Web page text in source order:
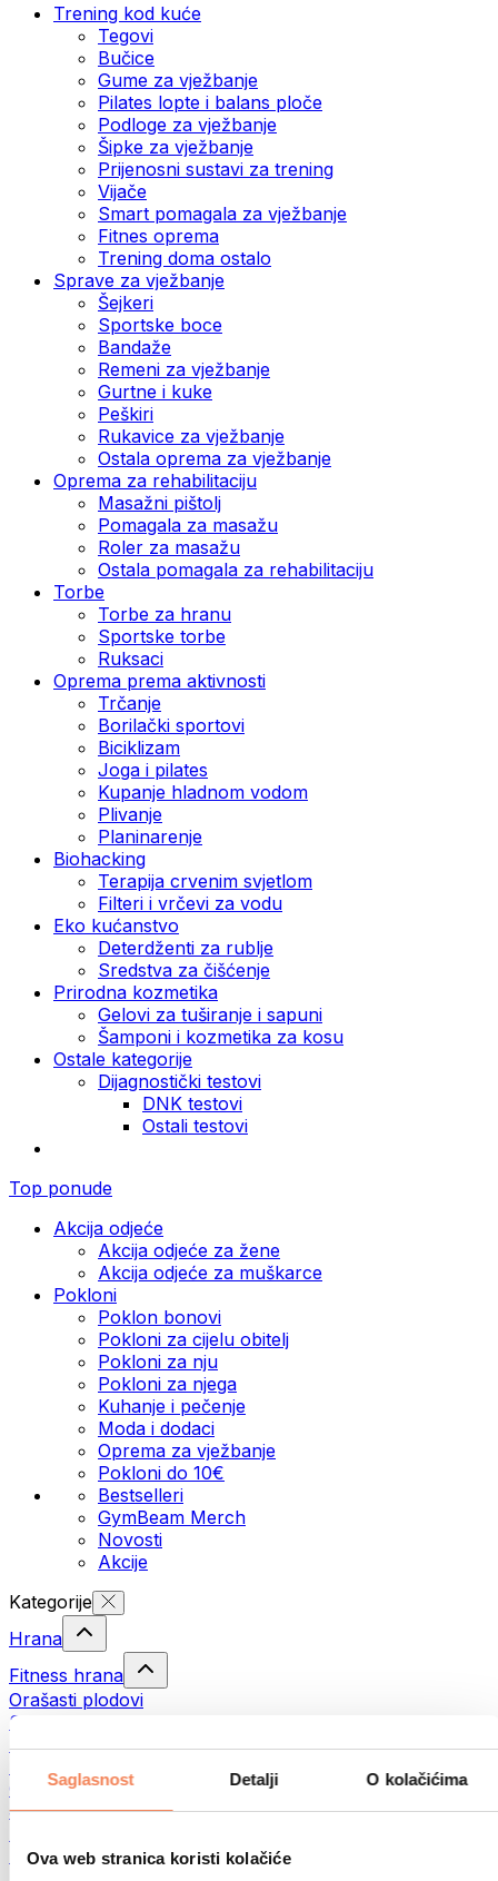
Saglasnost Detalji O kolačićima
Ova web stranica koristi kolačiće
Trening kod kuće
Tegovi
Bučice
Gume za vježbanje
Pilates lopte i balans ploče
Podloge za vježbanje
Šipke za vježbanje
Prijenosni sustavi za trening
Vijače
Smart pomagala za vježbanje
Fitnes oprema
Trening doma ostalo
Sprave za vježbanje
Šejkeri
Sportske boce
Bandaže
Remeni za vježbanje
Gurtne i kuke
Peškiri
Rukavice za vježbanje
Ostala oprema za vježbanje
Oprema za rehabilitaciju
Masažni pištolj
Pomagala za masažu
Roler za masažu
Ostala pomagala za rehabilitaciju
Torbe
Torbe za hranu
Sportske torbe
Ruksaci
Oprema prema aktivnosti
Trčanje
Borilački sportovi
Biciklizam
Joga i pilates
Kupanje hladnom vodom
Plivanje
Planinarenje
Biohacking
Terapija crvenim svjetlom
Filteri i vrčevi za vodu
Eko kućanstvo
Deterdženti za rublje
Sredstva za čišćenje
Prirodna kozmetika
Gelovi za tuširanje i sapuni
Šamponi i kozmetika za kosu
Ostale kategorije
Dijagnostički testovi
DNK testovi
Ostali testovi
Top ponude
Akcija odjeće
Akcija odjeće za žene
Akcija odjeće za muškarce
Pokloni
Poklon bonovi
Pokloni za cijelu obitelj
Pokloni za nju
Pokloni za njega
Kuhanje i pečenje
Moda i dodaci
Oprema za vježbanje
Pokloni do 10€
Bestselleri
GymBeam Merch
Novosti
Akcije
Kategorije
Hrana
Fitness hrana
Orašasti plodovi
Sjemenke
Namazi i paste
Gotovi obroci
Jaja
Meso